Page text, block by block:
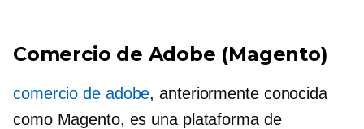
Comercio de Adobe (Magento)
comercio de adobe, anteriormente conocida
como Magento, es una plataforma de